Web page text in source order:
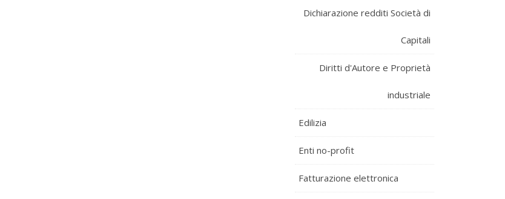
Dichiarazione redditi Società di
Capitali
Diritti d'Autore e Proprietà
industriale
Edilizia
Enti no-profit
Fatturazione elettronica